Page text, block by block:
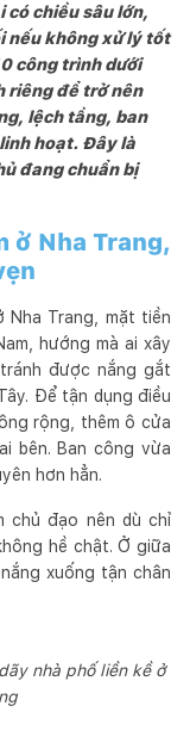
có chiều sâu lớn,
nếu không xử lý tốt
công trình dưới
riêng để trở nên
lệch tầng, ban
hoạt. Đây là
đang chuẩn bị
ở Nha Trang,
Nha Trang, mặt tiền
hướng mà ai xây
được nắng gắt
Để tận dụng điều
rộng, thêm ô cửa
bên. Ban công vừa
hơn hẳn.
chủ đạo nên dù chỉ
hề chật. Ở giữa
xuống tận chân
nhà phố liền kề ở